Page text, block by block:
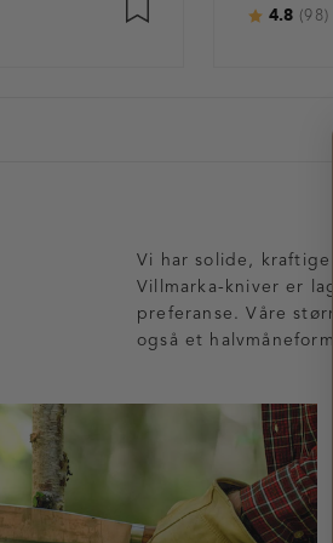
Karakter:
4.8 (98)
Vi har solide,
Villmarka-kniver er
preferanse. Våre
også et